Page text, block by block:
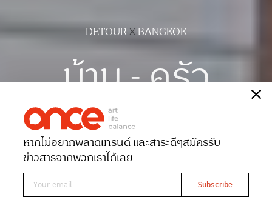
DETOURXBANGKOK
บ้าน - ครัว
เรื่องพิชามญชุ์ พูนสวัสดิ์พงศ์
ภาพนรวีร์ ศรีมะโน
Date 15-11-2023Views 15562
หากไม่อยากพลาดเทรนด์ และสาระดีๆสมัครรับ
ข่าวสารจากพวกเราได้เลย